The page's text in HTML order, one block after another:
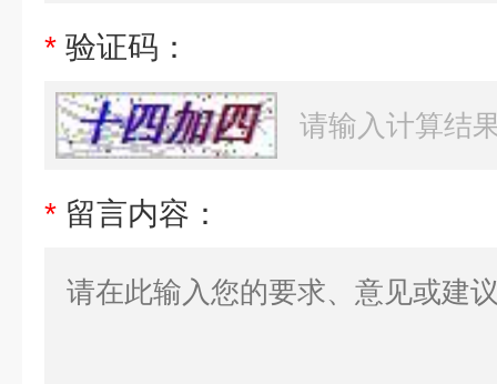
* 验证码：
* 留言内容：